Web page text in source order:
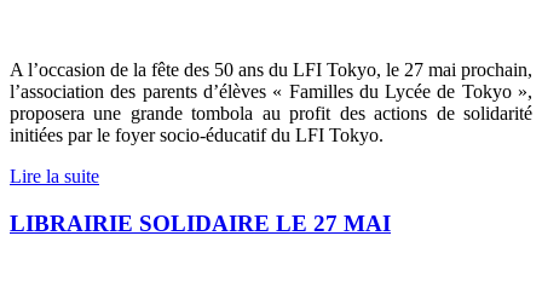
A l’occasion de la fête des 50 ans du LFI Tokyo, le 27 mai prochain,
l’association des parents d’élèves « Familles du Lycée de Tokyo »,
proposera une grande tombola au profit des actions de solidarité
initiées par le foyer socio-éducatif du LFI Tokyo.
Lire la suite
LIBRAIRIE SOLIDAIRE LE 27 MAI